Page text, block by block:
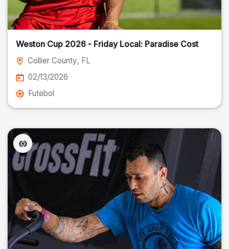
Weston Cup 2026 - Friday Local: Paradise Cost
Collier County, FL
02/13/2026
Futebol